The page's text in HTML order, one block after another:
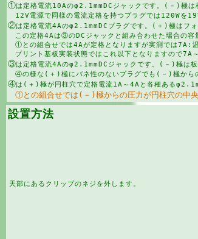
①は定格電流10Aのφ2.1mmDCジャックです。(－)極
12V電源で同様の電流定格を持つプラグでは120Wを
②は定格電流4Aのφ2.1mmDCプラグです。(＋)極はフ
この定格4Aは③のDCジャックと組み合わせた場合の容
①との組合せでは4Aが定格となりますが実測では
プリント基板実装状態ではこれ以下となりますので7A
③は定格電流4Aのφ2.1mmDCジャックです。(－)極は
④の様な(＋)極にバネ性のないプラグでも(－)極から
④は(＋)極が円柱穴で定格電流1A～4Aと各種ある
①との組合せでは(－)極からの圧力が円柱穴の中
設置方法
天部にあるクリップのネジを外します。